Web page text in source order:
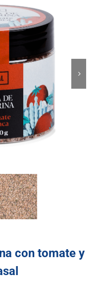
con tomate y